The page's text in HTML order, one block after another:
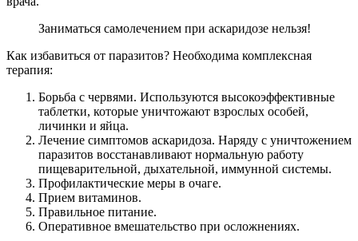
Заниматься самолечением при аскаридозе нельзя!
Как избавиться от паразитов? Необходима комплексная
терапия:
Борьба с червями. Используются высокоэффективные
таблетки, которые уничтожают взрослых особей,
личинки и яйца.
Лечение симптомов аскаридоза. Наряду с уничтожением
паразитов восстанавливают нормальную работу
пищеварительной, дыхательной, иммунной системы.
Профилактические меры в очаге.
Прием витаминов.
Правильное питание.
Оперативное вмешательство при осложнениях.